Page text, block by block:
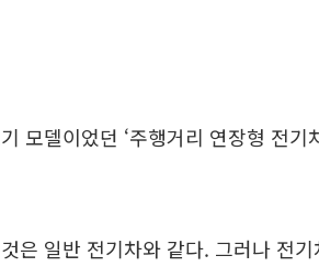
모델이었던 ‘주행거리 연장형 전기
은 일반 전기차와 같다. 그러나 전